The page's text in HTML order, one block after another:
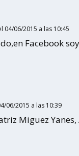
04/06/2015 a las 10:45
Facebook
06/2015 a las 10:39
Miguez